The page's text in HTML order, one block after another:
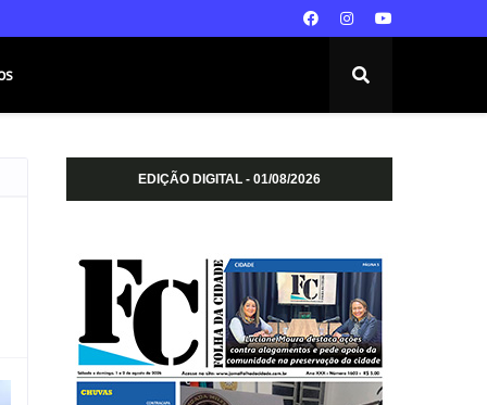
EDIÇÃO DIGITAL - 01/08/2026